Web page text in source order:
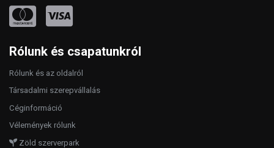
Rólunk és csapatunkról
Rólunk és az oldalról
Társadalmi szerepvállalás
Céginformáció
Vélemények rólunk
Zöld szerverpark